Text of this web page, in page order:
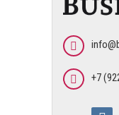
+7